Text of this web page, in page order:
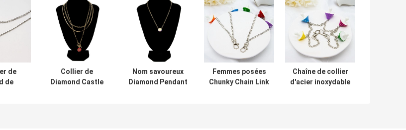
de
de
Collier de
Diamond Castle
Nom savoureux
Diamond Pendant
Femmes posées
Chunky Chain Link
Chaîne de collier
d'acier inoxydable